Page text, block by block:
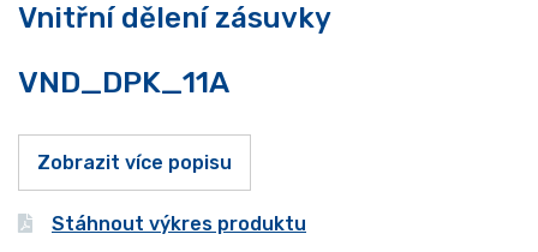
Vnitřní dělení zásuvky
VND_DPK_11A
Zobrazit více popisu
Stáhnout výkres produktu